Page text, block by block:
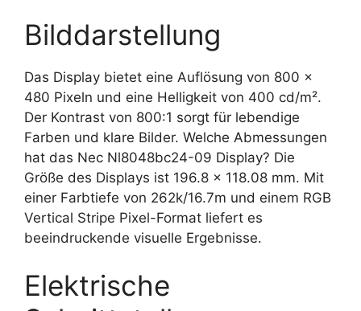
Bilddarstellung
Das Display bietet eine Auflösung von 800 x
480 Pixeln und eine Helligkeit von 400 cd/m².
Der Kontrast von 800:1 sorgt für lebendige
Farben und klare Bilder. Welche Abmessungen
hat das Nec Nl8048bc24-09 Display? Die
Größe des Displays ist 196.8 x 118.08 mm. Mit
einer Farbtiefe von 262k/16.7m und einem RGB
Vertical Stripe Pixel-Format liefert es
beeindruckende visuelle Ergebnisse.
Elektrische